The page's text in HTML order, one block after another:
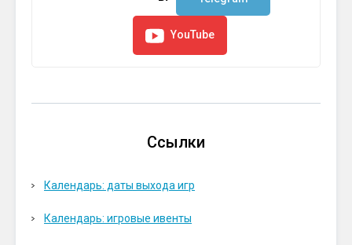
YouTube
Ссылки
Календарь: даты выхода игр
Календарь: игровые ивенты